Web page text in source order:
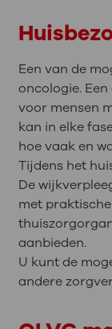
Een van de
oncologie.
voor mensen
kan in elke
hoe vaak en
Tijdens het
De
met
aanbieden.
U kunt de
andere